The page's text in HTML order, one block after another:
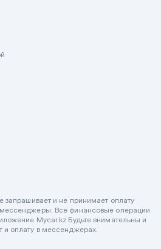
запрашивает и не принимает оплату
Все финансовые операции
Mycar.kz Будьте внимательны и
и оплату в мессенджерах.